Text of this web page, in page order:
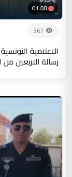
01:08
367
الاعلامية
رسالة الاربعين من